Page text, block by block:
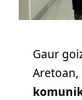
Gaur
Aretoan,